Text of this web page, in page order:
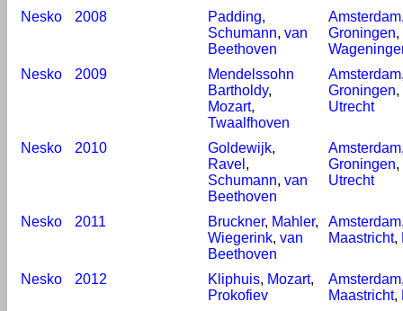
Nesko
2008 Padding,
Schumann, van
Beethoven
Amsterdam
Groningen,
Nesko
2009
Mendelssohn
Bartholdy,
Mozart,
Twaalfhoven
Amsterdam
Groningen,
Utrecht
Nesko 2010 Goldewijk,
Ravel ,
Schumann, van
Beethoven
Amsterdam
Groningen,
Utrecht
Nesko 2011 Bruckner, Mahler,
Wiegerink, van
Beethoven
Amsterdam
Maastricht,
Nesko 2012 Kliphuis, Mozart,
Prokofiev
Amsterdam
Maastricht,